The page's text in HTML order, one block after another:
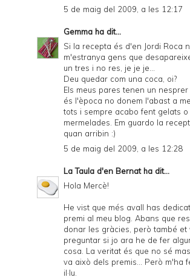
5 de maig del 2009, a les 12:17
Gemma ha dit...
Si la recepta és d'en Jordi Roca
m'estranya gens que
un tres i no res, je je je...
Deu quedar com una coca, oi?
Els meus pares tenen un nesprer
és l'època no donem l'abast a
tots i sempre acabo fent gelats o
mermelades. Em guardo la
quan arribin :)
5 de maig del 2009, a les 12:28
La Taula d'en Bernatha dit...
Hola Mercè!
He vist que més avall has
premi al meu blog. Abans que
donar les gràcies, però també et
preguntar si jo ara he de fer
cosa. La veritat és que no sé
va això dels premis... Però m'ha
il·lu.